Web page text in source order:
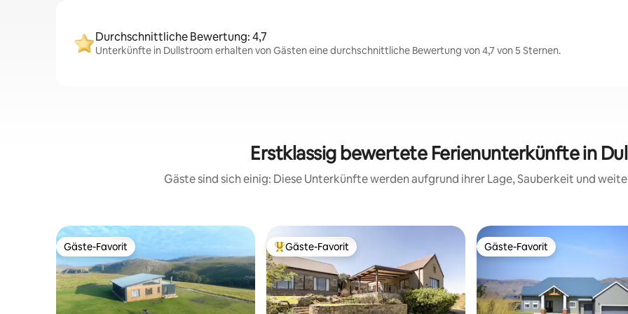
Durchschnittliche Bewertung: 4,7
Unterkünfte in Dullstroom erhalten von Gästen eine durchschnittliche Bewertung von 4,7 von 5 Sternen.
Erstklassig bewertete Ferienunterkünfte in
Gäste sind sich einig: Diese Unterkünfte werden aufgrund ihrer Lage, Sauberkeit und
Gäste-Favorit
Gäste-Favorit Beliebter Gäste-Favorit.
Gäste-Favorit Gäste-Favorit
Gäste-Favorit